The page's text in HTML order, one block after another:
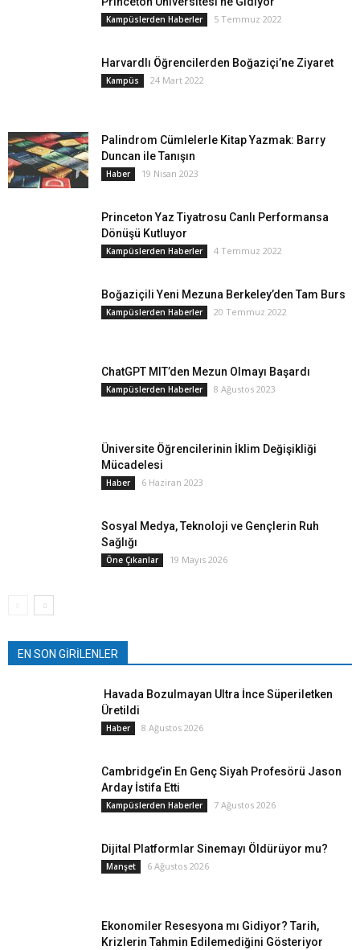
Kampüslerden Haberler 5 Temmuz 2022
Harvardlı Öğrencilerden Boğaziçi’ne Ziyaret
Kampüs 24 Mart 2022
Palindrom Cümlelerle Kitap Yazmak: Barry
Duncan ile Tanışın
Haber 19 Nisan 2023
Princeton Yaz Tiyatrosu Canlı Performansa
Dönüşü Kutluyor
Kampüslerden Haberler 4 Temmuz 2022
Boğaziçili Yeni Mezuna Berkeley’den Tam Burs
Kampüslerden Haberler 20 Temmuz 2022
ChatGPT MIT’den Mezun Olmayı Başardı
Kampüslerden Haberler 8 Ağustos 2023
Üniversite Öğrencilerinin İklim Değişikliği
Mücadelesi
Haber 6 Haziran 2023
Sosyal Medya, Teknoloji ve Gençlerin Ruh
Sağlığı
Öne Çıkanlar 19 Mayıs 2026
EN SON GİRİLENLER
Havada Bozulmayan Ultra İnce Süperiletken
Üretildi
Haber 8 Ağustos 2026
Cambridge’in En Genç Siyah Profesörü Jason
Arday İstifa Etti
Kampüslerden Haberler 7 Ağustos 2026
Dijital Platformlar Sinemayı Öldürüyor mu?
Manşet 6 Ağustos 2026
Ekonomiler Resesyona mı Gidiyor? Tarih,
Krizlerin Tahmin Edilemediğini Gösteriyor